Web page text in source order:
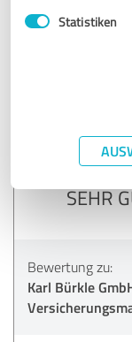
Statistiken
Bewertung zu:
Karl Bürkle GmbH
5,00 von
SEHR
Bewertung zu:
Karl Bürkle